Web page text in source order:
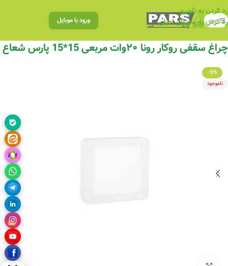
رد کردن به ناوبری
رد کردن به محتوای اصلی
منو ورود با موبایل
چراغ سقفی روکار رونا ۲۰وات مربعی 15*15 پارس شعاع
-5%
ناموجود